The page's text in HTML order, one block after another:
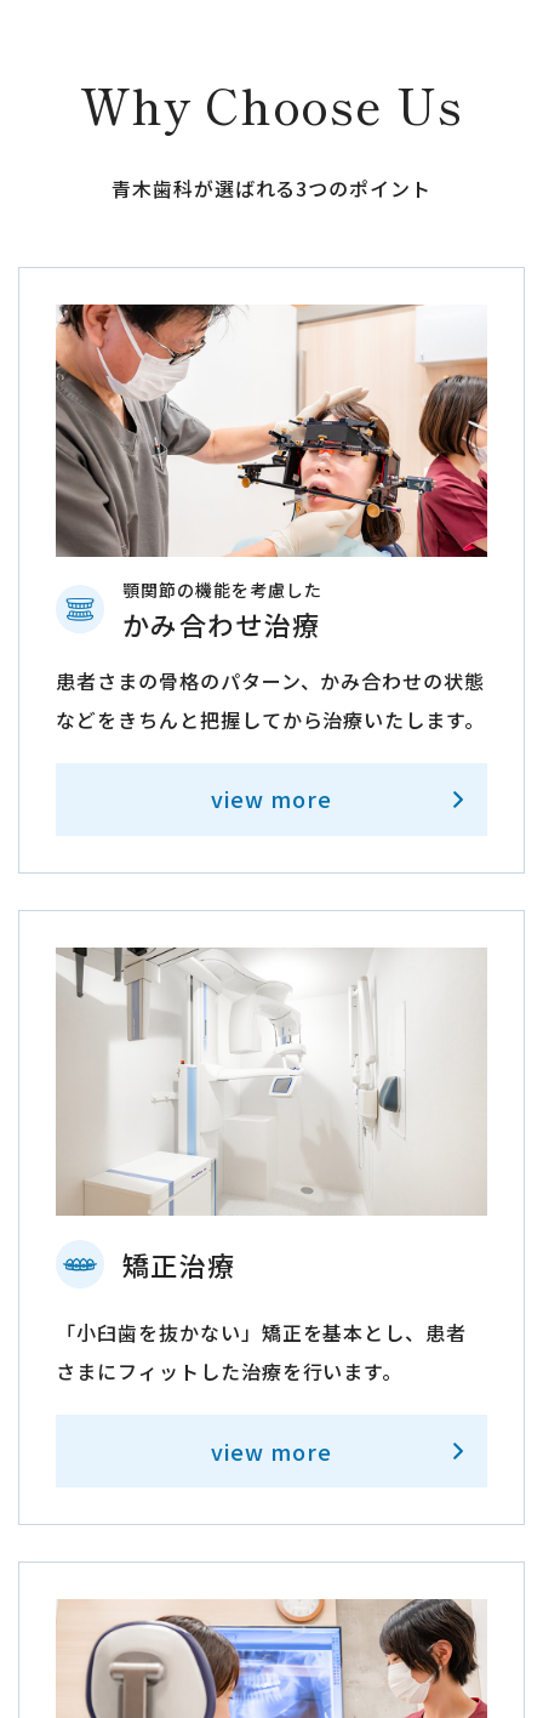
Why Choose Us
青木歯科が選ばれる3つのポイント
顎関節の機能を考慮した
かみ合わせ治療
患者さまの骨格のパターン、かみ合わせの状態
などをきちんと把握してから治療いたします。
view more
矯正治療
「小臼歯を抜かない」矯正を基本とし、患者
さまにフィットした治療を行います。
view more